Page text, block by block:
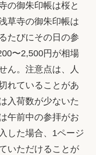
の御朱印帳は桜と
草寺の御朱印帳は
たびにその日の参
〜2,500円が相場
ん。注意点は、人
れていることがあ
入荷数が少ないた
午前中の参拝がお
した場合、1ページ
いただけることが